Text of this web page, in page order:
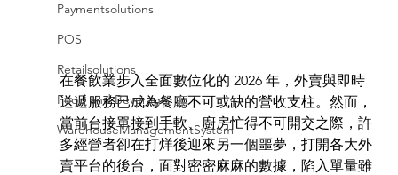
Paymentsolutions
POS
Retailsolutions
Food and Beverage
WarehouseManagementSystem
在餐飲業步入全面數位化的 2026 年，外賣與即時
送遞服務已成為餐廳不可或缺的營收支柱。然而，
當前台接單接到手軟、廚房忙得不可開交之際，許
多經營者卻在打烊後迎來另一個噩夢，打開各大外
賣平台的後台，面對密密麻麻的數據，陷入單量雖